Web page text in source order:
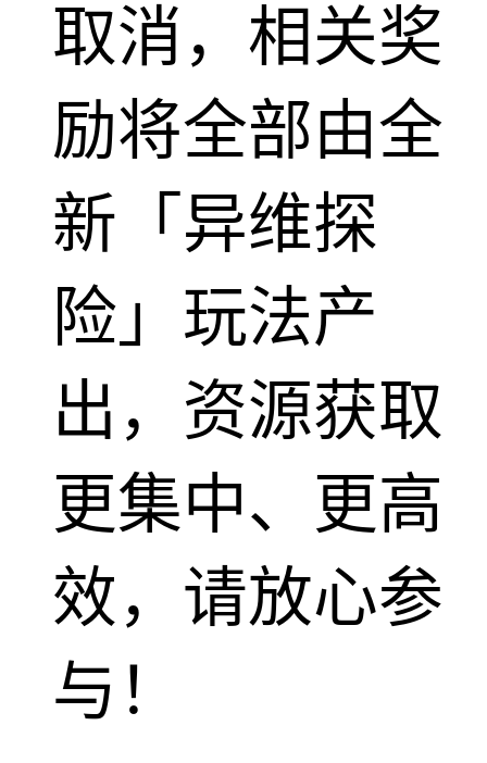
取消，相关奖
励将全部由全
新「异维探
险」玩法产
出，资源获取
更集中、更高
效，请放心参
与！